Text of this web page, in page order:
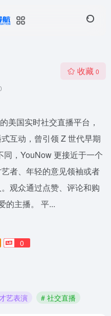
收藏 0
美国实时社交直播平台，
互动，曾引领 Z 世代早期
同，YouNow 更接近于一个
者、年轻的意见领袖或者
观众通过点赞、评论和购
的主播。 平...
0
艺表演 # 社交直播